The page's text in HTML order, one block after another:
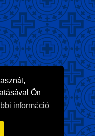
Ön
információ